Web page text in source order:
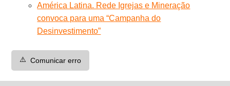
América Latina. Rede Igrejas e Mineração
convoca para uma “Campanha do
Desinvestimento”
⚠️ Comunicar erro